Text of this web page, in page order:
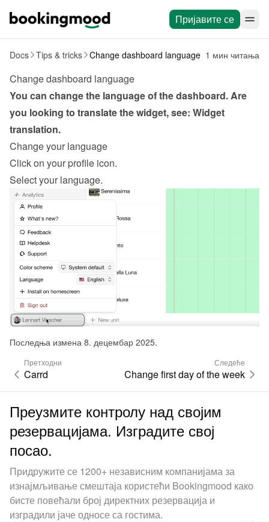
Пријавите се
Docs Tips & tricks Change dashboard language 1 мин читања
Change dashboard language
You can change the language of the dashboard. Are
you looking to translate the widget, see: Widget
translation.
Change your language
Click on your profile icon.
Select your language.
Последња измена 8. децембар 2025.
Претходни
Carrd
Следеће
Change first day of the week
Преузмите контролу над својим
резервацијама. Изградите свој
посао.
Придружите се 1200+ независним компанијама за
изнајмљивање смештаја користећи Bookingmood како
бисте повећали број директних резервација и
изградили јаче односе са гостима.